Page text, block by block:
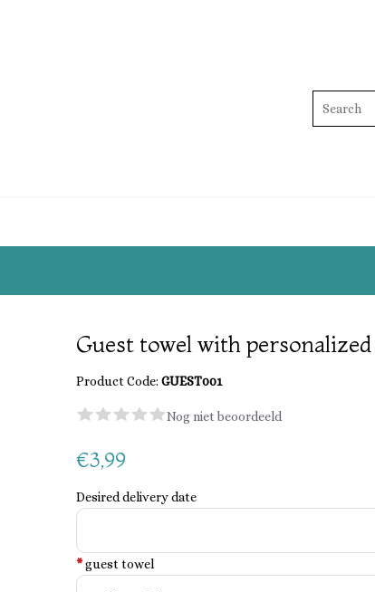
Search
Guest towel with
Product Code:GUEST001
Nog niet beoordeeld
€3,99
Desired delivery date
*guest towel